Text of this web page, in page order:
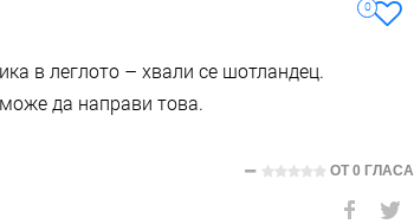
0
в леглото – хвали се шотландец.
да направи това.
ОТ0 ГЛАСА